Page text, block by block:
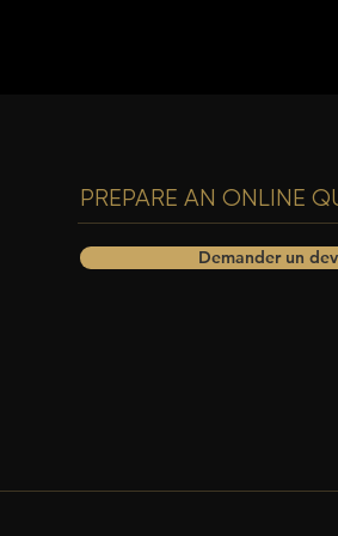
PREPARE AN ONLINE
Demander un